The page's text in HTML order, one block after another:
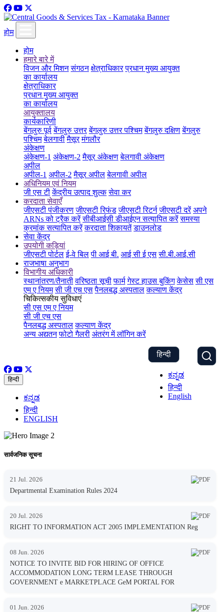
होम
होम
हमारे बारे में
विजन और मिशन संगठन क्षेत्राधिकार प्रधान मुख्य आयुक्त
का कार्यालय
क्षेत्राधिकार
प्रधान मुख्य आयुक्त
का कार्यालय
आयुक्तालय
कार्यकारिणी
बेंगलुरु पूर्व बेंगलुरु उत्तर बेंगलुरु उत्तर पश्चिम बेंगलुरु दक्षिण बेंगलुरु
पश्चिम बेलगावी मैसूर मंगलौर
अंकेक्षण
अंकेक्षण-1 अंकेक्षण-2 मैसूर अंकेक्षण बेलगावी अंकेक्षण
अपील
अपील-1 अपील-2 मैसूर अपील बेलगावी अपील
अधिनियम एवं नियम
जी एस टी केंद्रीय उत्पाद शुल्क सेवा कर
करदाता सेवाएँ
जीएसटी पंजीकरण जीएसटी रिफंड जीएसटी रिटर्न जीएसटी दरें अपने
ARNs को ट्रैक करें सीबीआईसी डीआईएन सत्यापित करें समस्या
क्रमांक सत्यापित करें करदाता शिकायतें डाउनलोड
सेवा केंद्र
उपयोगी कड़ियां
जीएसटी पोर्टल ई-वे बिल पी आई बी. आई सी ई एस सी.बी.आई.सी
राजभाषा अनुभाग
विभागीय अधिकारी
स्थानांतरण/तैनाती वरिष्ठता सूची फार्म गेस्ट हाउस बुकिंग केसेस सी एस
एम ए नियम सी जी एच एस पैनलबद्ध अस्पताल कल्याण केंद्र
चिकित्सकीय सुविधाएं
सी एस एम ए नियम
सी जी एच एस
पैनलबद्ध अस्पताल कल्याण केंद्र
अन्य अद्यतन फोटो गैलरी अंतरंग में लॉगिन करें
हिन्दी
ಕನ್ನಡ
हिन्दी
English
हिन्दी
ಕನ್ನಡ
हिन्दी
ENGLISH
सार्वजनिक सूचना
21 Jul. 2026
Departmental Examination Rules 2024
20 Jul. 2026
RIGHT TO INFORMATION ACT 2005 IMPLEMENTATION Reg
08 Jun. 2026
NOTICE TO INVITE BID FOR HIRING OF OFFICE
ACCOMMODATION LONG TERM LEASE THROUGH
GOVERNMENT e MARKETPLACE GeM PORTAL FOR
01 Jun. 2026